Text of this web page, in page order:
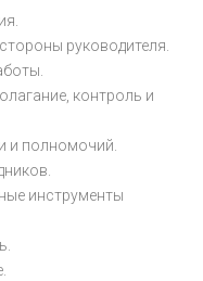
руководителя.
контроль и
и полномочий.
инструменты